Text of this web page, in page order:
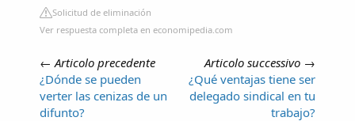
Solicitud de eliminación
Ver respuesta completa en economipedia.com
← Articolo precedente
¿Dónde se pueden
verter las cenizas de un
difunto?
Articolo successivo →
¿Qué ventajas tiene ser
delegado sindical en tu
trabajo?